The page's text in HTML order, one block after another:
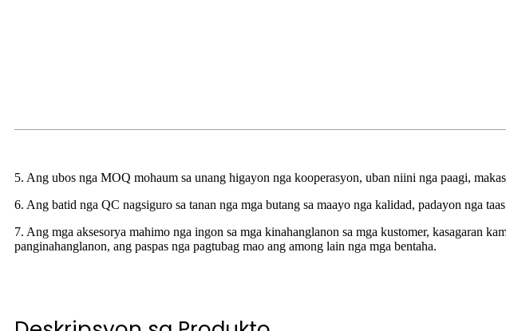
5. Ang ubos nga MOQ mohaum sa unang higayon nga kooperasyon, uban niini nga paagi,
6. Ang batid nga QC nagsiguro sa tanan nga mga butang sa maayo nga kalidad, padayon nga
7. Ang mga aksesorya mahimo nga ingon sa mga kinahanglanon sa mga kustomer, kasagaran
panginahanglanon, ang paspas nga pagtubag mao ang among lain nga mga bentaha.